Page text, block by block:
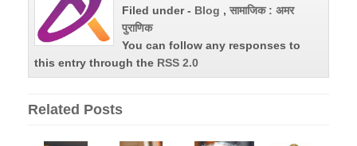
Filed under - Blog , सामाजिक : अमर
पुराणिक
You can follow any responses to
this entry through the RSS 2.0
Related Posts